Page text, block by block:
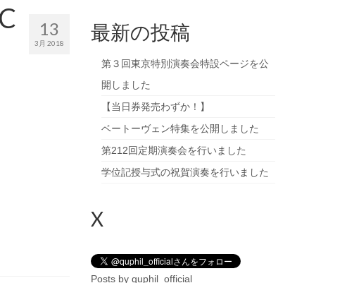
13
3月 2018 最新の投稿
第３回東京特別演奏会特設ページを公
開しました
【当日券発売わずか！】
ベートーヴェン特集を公開しました
第212回定期演奏会を行いました
学位記授与式の祝賀演奏を行いました
X
Posts by quphil_official